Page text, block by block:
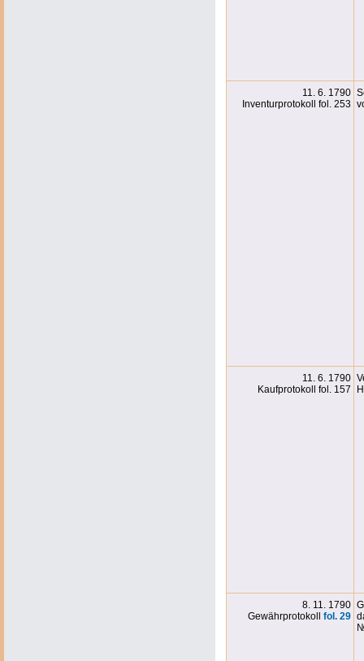
11. 6. 1790
Inventurprotokoll fol. 253
11. 6. 1790
Kaufprotokoll fol. 157
8. 11. 1790
Gewährprotokoll fol. 29